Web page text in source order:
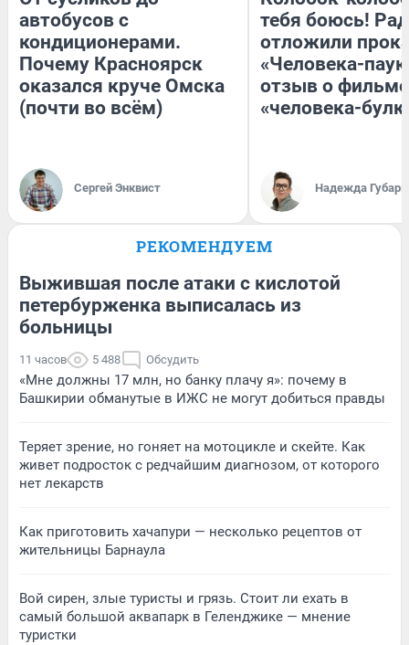
автобусов с
кондиционерами.
Почему Красноярск
оказался круче Омска
(почти во всём)
Сергей Энквист
тебя боюсь!
отложили
«Человека-
отзыв о
«человека-
Надежда Губарь
РЕКОМЕНДУЕМ
Выжившая после атаки с кислотой
петербурженка выписалась из
больницы
11 часов 5 488 Обсудить
«Мне должны 17 млн, но банку плачу я»: почему в
Башкирии обманутые в ИЖС не могут добиться правды
Теряет зрение, но гоняет на мотоцикле и скейте. Как
живет подросток с редчайшим диагнозом, от которого
нет лекарств
Как приготовить хачапури — несколько рецептов от
жительницы Барнаула
Вой сирен, злые туристы и грязь. Стоит ли ехать в
самый большой аквапарк в Геленджике — мнение
туристки